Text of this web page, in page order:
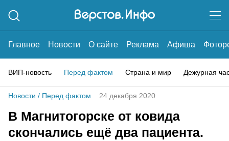
Главное Новости О сайте Реклама Афиша
ВИП-новость Перед фактом Страна и мир Дежурная
Новости / Перед фактом 24 декабря 2020
В Магнитогорске от ковида
скончались ещё два пациента.